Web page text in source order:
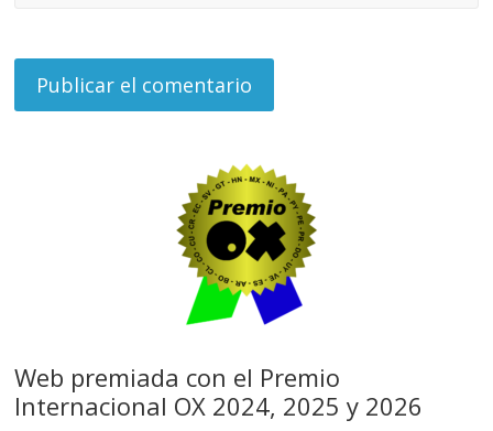
Web premiada con el Premio
Internacional OX 2024, 2025 y 2026